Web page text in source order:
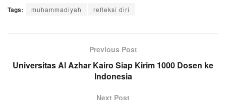
Tags: muhammadiyah refleksi diri
Previous Post
Universitas Al Azhar Kairo Siap Kirim 1000 Dosen ke
Indonesia
Next Post